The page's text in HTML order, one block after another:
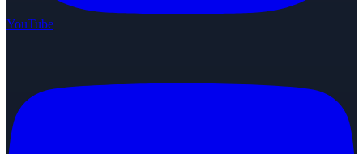
YouTube